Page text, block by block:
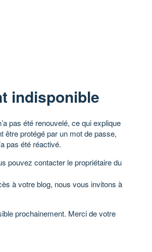
indisponible
pas été renouvelé, ce qui explique
être protégé par un mot de passe,
pas été réactivé.
pouvez contacter le propriétaire du
à votre blog, nous vous invitons à
prochainement. Merci de votre